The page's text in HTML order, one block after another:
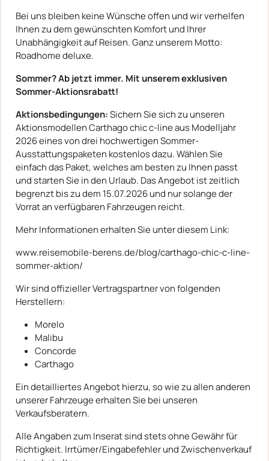
Bei uns bleiben keine Wünsche offen und wir verhelfen
Ihnen zu dem gewünschten Komfort und Ihrer
Unabhängigkeit auf Reisen. Ganz unserem Motto:
Roadhome deluxe.
Sommer? Ab jetzt immer. Mit unserem exklusiven
Sommer-Aktionsrabatt!
Aktionsbedingungen:Sichern Sie sich zu unseren
Aktionsmodellen Carthago chic c-line aus Modelljahr
2026 eines von drei hochwertigen Sommer-
Ausstattungspaketen kostenlos dazu. Wählen Sie
einfach das Paket, welches am besten zu Ihnen passt
und starten Sie in den Urlaub. Das Angebot ist zeitlich
begrenzt bis zu dem 15.07.2026 und nur solange der
Vorrat an verfügbaren Fahrzeugen reicht.
Mehr Informationen erhalten Sie unter diesem Link:
www.reisemobile-berens.de/blog/carthago-chic-c-line-
sommer-aktion/
Wir sind offizieller Vertragspartner von folgenden
Herstellern:
Morelo
Malibu
Concorde
Carthago
Ein detailliertes Angebot hierzu, so wie zu allen anderen
unserer Fahrzeuge erhalten Sie bei unseren
Verkaufsberatern.
Alle Angaben zum Inserat sind stets ohne Gewähr für
Richtigkeit. Irrtümer/Eingabefehler und Zwischenverkauf